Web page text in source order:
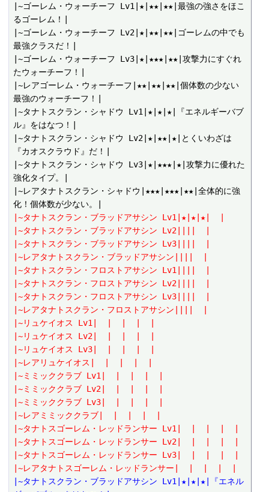
|~ゴーレム・ウォーチーフ Lv1|★|★★|★★|最強の強さをほこ
るゴーレム！|
|~ゴーレム・ウォーチーフ Lv2|★|★★|★★|ゴーレムの中でも
最強クラスだ！|
|~ゴーレム・ウォーチーフ Lv3|★|★★★|★★|攻撃力にすぐれ
たウォーチーフ！|
|~レアゴーレム・ウォーチーフ|★★|★★|★★|個体数の少ない
最強のウォーチーフ！|
|~タナトスクラン・シャドウ Lv1|★|★|★|『エネルギーバブ
ル』をはなつ！|
|~タナトスクラン・シャドウ Lv2|★|★★|★|とくいわざは
『カオスクラウド』だ！|
|~タナトスクラン・シャドウ Lv3|★|★★★|★|攻撃力に優れた
強化タイプ。|
|~レアタナトスクラン・シャドウ|★★★|★★★|★★|全体的に強
|~タナトスクラン・ブラッドアサシン Lv1|★|★|★|  |
|~タナトスクラン・ブラッドアサシン Lv2||||  |
|~タナトスクラン・ブラッドアサシン Lv3||||  |
|~レアタナトスクラン・ブラッドアサシン||||  |
|~タナトスクラン・フロストアサシン Lv1||||  |
|~タナトスクラン・フロストアサシン Lv2||||  |
|~タナトスクラン・フロストアサシン Lv3||||  |
|~レアタナトスクラン・フロストアサシン||||  |
|~リュケイオス Lv1|  |  |  |  |
|~リュケイオス Lv2|  |  |  |  |
|~リュケイオス Lv3|  |  |  |  |
|~レアリュケイオス|  |  |  |  |
|~ミミッククラブ Lv1|  |  |  |  |
|~ミミッククラブ Lv2|  |  |  |  |
|~ミミッククラブ Lv3|  |  |  |  |
|~レアミミッククラブ|  |  |  |  |
|~タナトスゴーレム・レッドランサー Lv1|  |  |  |  |
|~タナトスゴーレム・レッドランサー Lv2|  |  |  |  |
|~タナトスゴーレム・レッドランサー Lv3|  |  |  |  |
|~レアタナトスゴーレム・レッドランサー|  |  |  |  |
|~タナトスクラン・ブラッドアサシン Lv1|★|★|★|『エネル